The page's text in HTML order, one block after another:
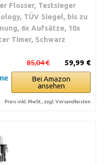
Flosser, Testsieger
TÜV Siegel, bis zu
6x Aufsätze, 10x
Timer, Schwarz
59,99 €
85,04 €
Bei Amazon
ansehen
Preis inkl. MwSt., zzgl. Versandkosten